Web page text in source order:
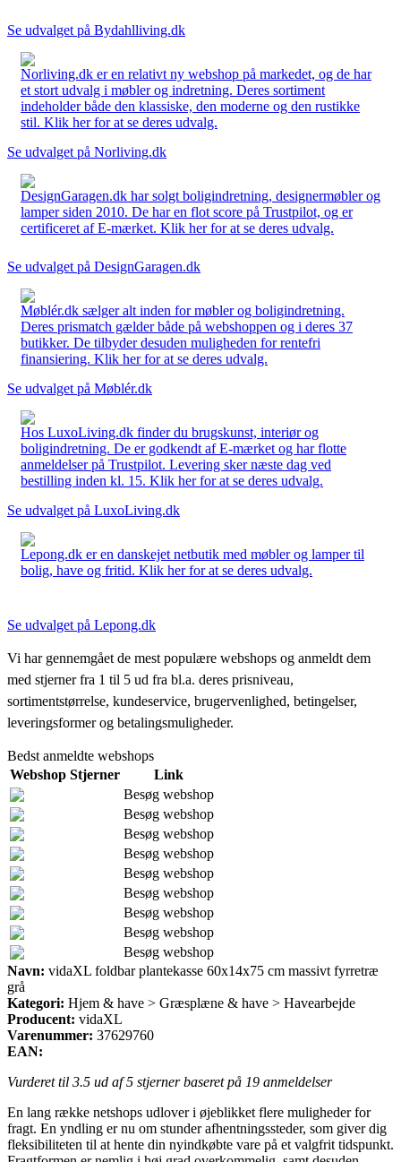
Se udvalget på Bydahlliving.dk
Norliving.dk er en relativt ny webshop på markedet, og de har
et stort udvalg i møbler og indretning. Deres sortiment
indeholder både den klassiske, den moderne og den rustikke
stil. Klik her for at se deres udvalg.
Se udvalget på Norliving.dk
DesignGaragen.dk har solgt boligindretning, designermøbler og
lamper siden 2010. De har en flot score på Trustpilot, og er
certificeret af E-mærket. Klik her for at se deres udvalg.
Se udvalget på DesignGaragen.dk
Møblér.dk sælger alt inden for møbler og boligindretning.
Deres prismatch gælder både på webshoppen og i deres 37
butikker. De tilbyder desuden muligheden for rentefri
finansiering. Klik her for at se deres udvalg.
Se udvalget på Møblér.dk
Hos LuxoLiving.dk finder du brugskunst, interiør og
boligindretning. De er godkendt af E-mærket og har flotte
anmeldelser på Trustpilot. Levering sker næste dag ved
bestilling inden kl. 15. Klik her for at se deres udvalg.
Se udvalget på LuxoLiving.dk
Lepong.dk er en danskejet netbutik med møbler og lamper til
bolig, have og fritid. Klik her for at se deres udvalg.
Se udvalget på Lepong.dk
Vi har gennemgået de mest populære webshops og anmeldt dem
med stjerner fra 1 til 5 ud fra bl.a. deres prisniveau,
sortimentstørrelse, kundeservice, brugervenlighed, betingelser,
leveringsformer og betalingsmuligheder.
Bedst anmeldte webshops
Webshop Stjerner
Link
Besøg webshop
Besøg webshop
Besøg webshop
Besøg webshop
Besøg webshop
Besøg webshop
Besøg webshop
Besøg webshop
Besøg webshop
Navn: vidaXL foldbar plantekasse 60x14x75 cm massivt fyrretræ
grå
Kategori: Hjem & have > Græsplæne & have > Havearbejde
Producent: vidaXL
Varenummer: 37629760
EAN:
Vurderet til 3.5 ud af 5 stjerner baseret på 19 anmeldelser
En lang række netshops udlover i øjeblikket flere muligheder for
fragt. En yndling er nu om stunder afhentningssteder, som giver dig
fleksibiliteten til at hente din nyindkøbte vare på et valgfrit tidspunkt.